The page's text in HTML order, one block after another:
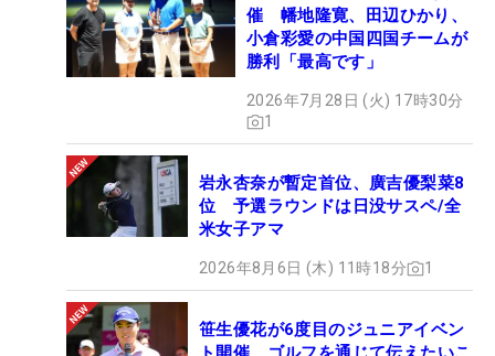
催 幡地隆寛、田辺ひかり、
小倉彩愛の中国四国チームが
勝利「最高です」
2026年7月28日 (火) 17時30分
1
岩永杏奈が暫定首位、廣吉優梨菜8
位 予選ラウンドは日没サスペ/全
米女子アマ
2026年8月6日 (木) 11時18分 1
笹生優花が6度目のジュニアイベン